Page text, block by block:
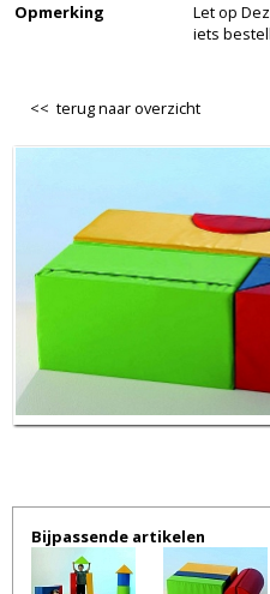
Opmerking
Let op
iets
<< terug naar overzicht
Bijpassende artikelen